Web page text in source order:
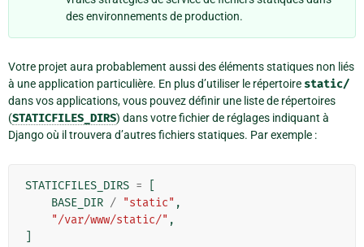
des environnements de production.
Votre projet aura probablement aussi des éléments statiques non liés
à une application particulière. En plus d’utiliser le répertoire static/
dans vos applications, vous pouvez définir une liste de répertoires
(STATICFILES_DIRS) dans votre fichier de réglages indiquant à
Django où il trouvera d’autres fichiers statiques. Par exemple :
STATICFILES_DIRS =
BASE_DIR / "static" ,
"/var/www/static/" ,